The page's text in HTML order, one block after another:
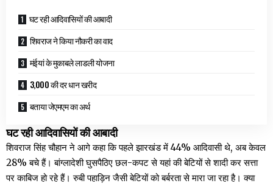
घट रही आदिवासियों की आबादी
शिवराज ने किया नौकरी का वाद
मंईयां के मुकाबले लाडली योजना
3,000 की दर धान खरीद
बताया जेएमएम का अर्थ
घट रही आदिवासियों की आबादी
शिवराज सिंह चौहान ने आगे कहा कि पहले झारखंड में 44% आदिवासी थे, अब केवल
28% बचे हैं। बांग्लादेशी घुसपैठिए छल-कपट से यहां की बेटियों से शादी कर सत्ता
पर काबिज हो रहे हैं। रुबी पहाड़िन जैसी बेटियों को बर्बरता से मारा जा रहा है। क्या